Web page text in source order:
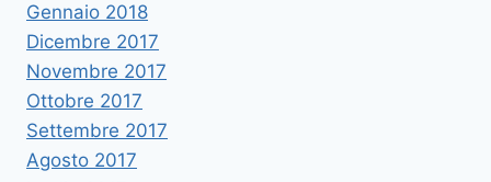
Gennaio 2018
Dicembre 2017
Novembre 2017
Ottobre 2017
Settembre 2017
Agosto 2017